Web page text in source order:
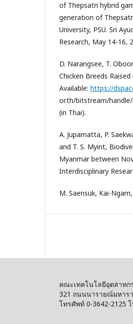
of Thepsatri hybrid
generation of
University, PSU. Sri
Research, May 14-16,
D. Narangsee, T.
Chicken Breeds
Available: https://
or.th/bitstream/handle/
(in Thai).
A. Jupamatta, P.
and T. S. Myint,
Myanmar between
Interdisciplinary
M. Saensuk, Kai-
คณะเทคโนโลยีอุตสาหก
321 ถนนนารายณ์มหาร
โทรศัพท์ 0-3642-2125